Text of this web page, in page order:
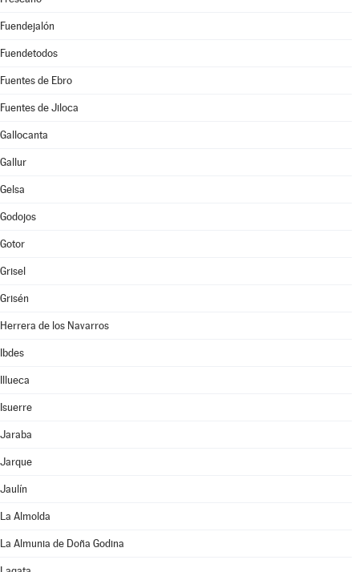
Fuendejalón
Fuendetodos
Fuentes de Ebro
Fuentes de Jiloca
Gallocanta
Gallur
Gelsa
Godojos
Gotor
Grisel
Grisén
Herrera de los Navarros
Ibdes
Illueca
Isuerre
Jaraba
Jarque
Jaulín
La Almolda
La Almunia de Doña Godina